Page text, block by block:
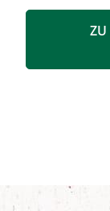
den
Nach einer
ZU